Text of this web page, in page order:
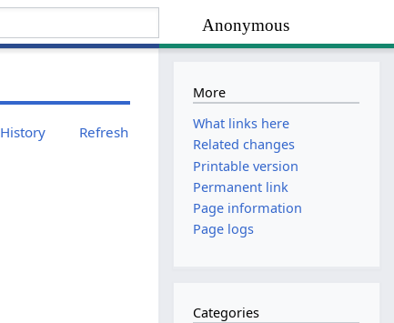
Anonymous
History Refresh
More
What links here
Related changes
Printable version
Permanent link
Page information
Page logs
Categories